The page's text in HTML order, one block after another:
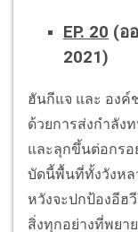
EP. 20 (อ
2021)
ฮันกีแจ และ องค์
ด้วยการส่งกำลัง
และลุกขึ้นต่อกรอ
บัดนี้พื้นที่ทั้งวังหล
หวังจะปกป้องอีฮ
สิ่งทุกอย่างที่พยา